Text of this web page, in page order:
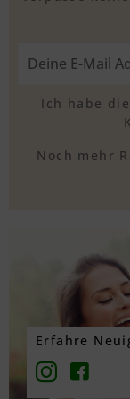
Ich habe die
Noch mehr
Erfahre